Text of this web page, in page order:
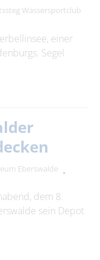
Wassersportclub
einer
Segel
Eberswalde
dem 8.
sein Depot